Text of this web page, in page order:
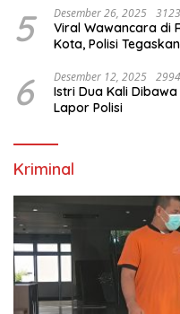
5 Desember 26, 2025
Viral Wawancara di
Kota, Polisi
6 Desember 12, 2025
Istri Dua Kali
Lapor Polisi
Kriminal